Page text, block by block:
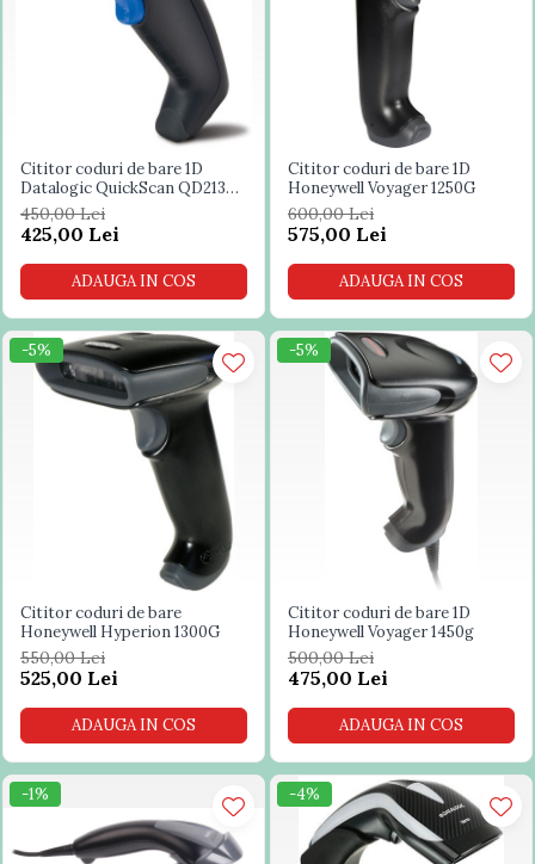
Cititor coduri de bare 1D
Datalogic QuickScan QD2130
cu stand
450,00 Lei
425,00 Lei
ADAUGA IN COS
Cititor coduri de bare 1D
Honeywell Voyager 1250G
600,00 Lei
575,00 Lei
ADAUGA IN COS
-5%
Cititor coduri de bare
Honeywell Hyperion 1300G
550,00 Lei
525,00 Lei
ADAUGA IN COS
-5%
Cititor coduri de bare 1D
Honeywell Voyager 1450g
500,00 Lei
475,00 Lei
ADAUGA IN COS
-1% -4%